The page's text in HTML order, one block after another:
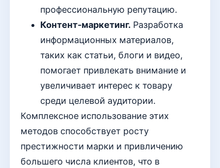
профессиональную репутацию.
Контент-маркетинг. Разработка
информационных материалов,
таких как статьи, блоги и видео,
помогает привлекать внимание и
увеличивает интерес к товару
среди целевой аудитории.
Комплексное использование этих
методов способствует росту
престижности марки и привличению
большего числа клиентов, что в